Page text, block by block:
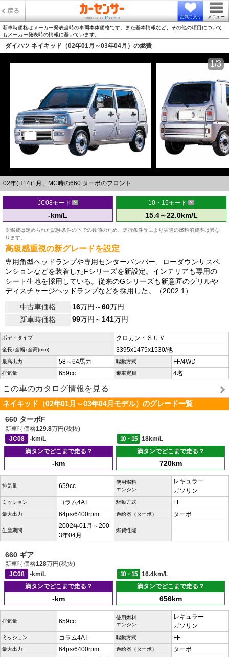
戻る
お気に入り メニュー
新車時価格はメーカー発表当時の車両本体価格です。また基本情報など、その他の項目について
もメーカー発表時の情報に基いています。
ダイハツ ネイキッド（02年01月～03年04月）の燃費
02年(H14)1月、MC時の660 ターボのフロント
1/3
JC08モード
-km/L
10・15モード
15.4～22.0km/L
※燃費は定められた試験条件の下での数値のため、走行条件等により実際の燃料消費率は異な
ります。
高級感重視の新グレードを設定
専用角型ヘッドランプや専用センターバンパー、ローダウンサスペ
ンションなどを装着したFシリーズを新設定。インテリアも専用の
シート生地を採用している。従来のGシリーズも新意匠のグリルや
ディスチャージヘッドランプなどを採用した。（2002.1）
中古車価格
16万円～60万円
新車時価格
99万円～141万円
ボディタイプ クロカン・ＳＵＶ
全長x全幅x全高(mm) 3395x1475x1530/他
最高出力 58～64馬力 駆動方式 FF/4WD
排気量 659cc 乗車定員 4名
この車のカタログ情報を見る
ネイキッド（02年01月～03年04月モデル）のグレード一覧
660 ターボF
新車時価格129.8万円(税抜)
JC08
-km/L 10・15
18km/L
満タンでどこまで走る？
-km
満タンでどこまで走る？
720km
排気量 659cc
使用燃料
エンジン
レギュラー
ガソリン
ミッション コラム4AT 駆動方式 FF
最大出力 64ps/6400rpm 過給器（ターボ） ターボ
生産期間
2002年01月～200
3年04月
燃費性能 -
660 ギア
新車時価格128万円(税抜)
JC08
-km/L 10・15
16.4km/L
満タンでどこまで走る？
-km
満タンでどこまで走る？
656km
排気量 659cc
使用燃料
エンジン
レギュラー
ガソリン
ミッション コラム4AT 駆動方式 FF
最大出力 64ps/6400rpm 過給器（ターボ） ターボ